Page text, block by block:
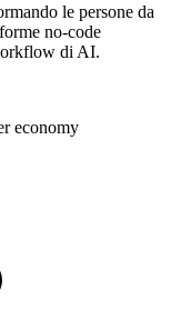
le persone da
no-code
di AI.